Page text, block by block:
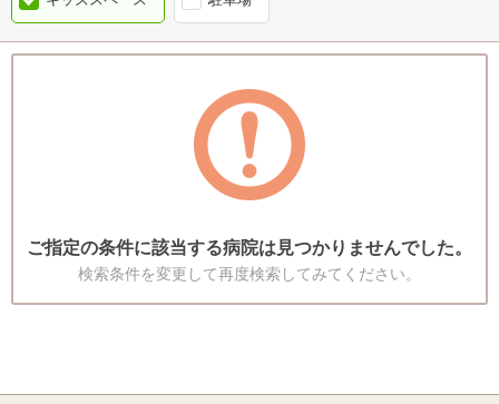
ご指定の条件に該当する病院は見つかりませんでした。
検索条件を変更して再度検索してみてください。